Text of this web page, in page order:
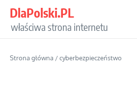
DlaPolski.PL
właściwa strona internetu
Strona główna /cyberbezpieczeństwo